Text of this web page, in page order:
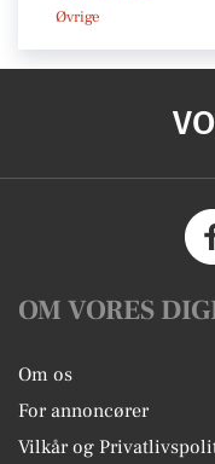
Øvrige
OM VORES
Om os
For annoncører
Vilkår og